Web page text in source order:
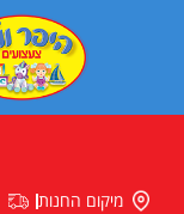
מיקום החנות